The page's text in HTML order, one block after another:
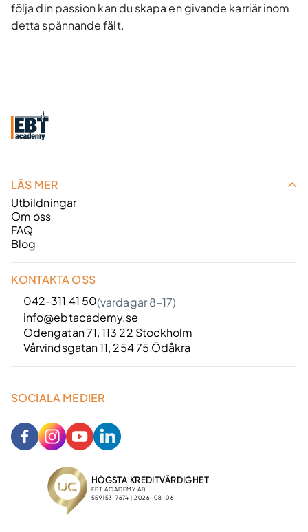
följa din passion kan du skapa en givande karriär inom
detta spännande fält.
LÄS MER
Utbildningar
Om oss
FAQ
Blog
KONTAKTA OSS
042-311 41 50(vardagar 8–17)
info@ebtacademy.se
Odengatan 71, 113 22 Stockholm
Vårvindsgatan 11, 254 75 Ödåkra
SOCIALA MEDIER